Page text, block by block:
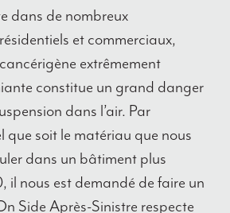
dans de nombreux
et commerciaux,
extrêmement
constitue un grand danger
dans l’air. Par
que soit le matériau que nous
dans un bâtiment plus
il nous est demandé de faire un
Side Après-Sinistre respecte